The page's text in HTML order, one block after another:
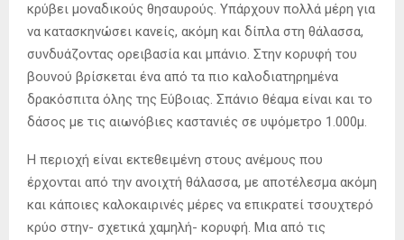
κρύβει μοναδικούς θησαυρούς. Υπάρχουν πολλά μέρη για
να κατασκηνώσει κανείς, ακόμη και δίπλα στη θάλασσα,
συνδυάζοντας ορειβασία και μπάνιο. Στην κορυφή του
βουνού βρίσκεται ένα από τα πιο καλοδιατηρημένα
δρακόσπιτα όλης της Εύβοιας. Σπάνιο θέαμα είναι και το
δάσος με τις αιωνόβιες καστανιές σε υψόμετρο 1.000μ.
Η περιοχή είναι εκτεθειμένη στους ανέμους που
έρχονται από την ανοιχτή θάλασσα, με αποτέλεσμα ακόμη
και κάποιες καλοκαιρινές μέρες να επικρατεί τσουχτερό
κρύο στην- σχετικά χαμηλή- κορυφή. Μια από τις